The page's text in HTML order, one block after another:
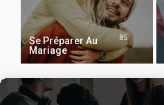
Se Préparer Au
Mariage
85